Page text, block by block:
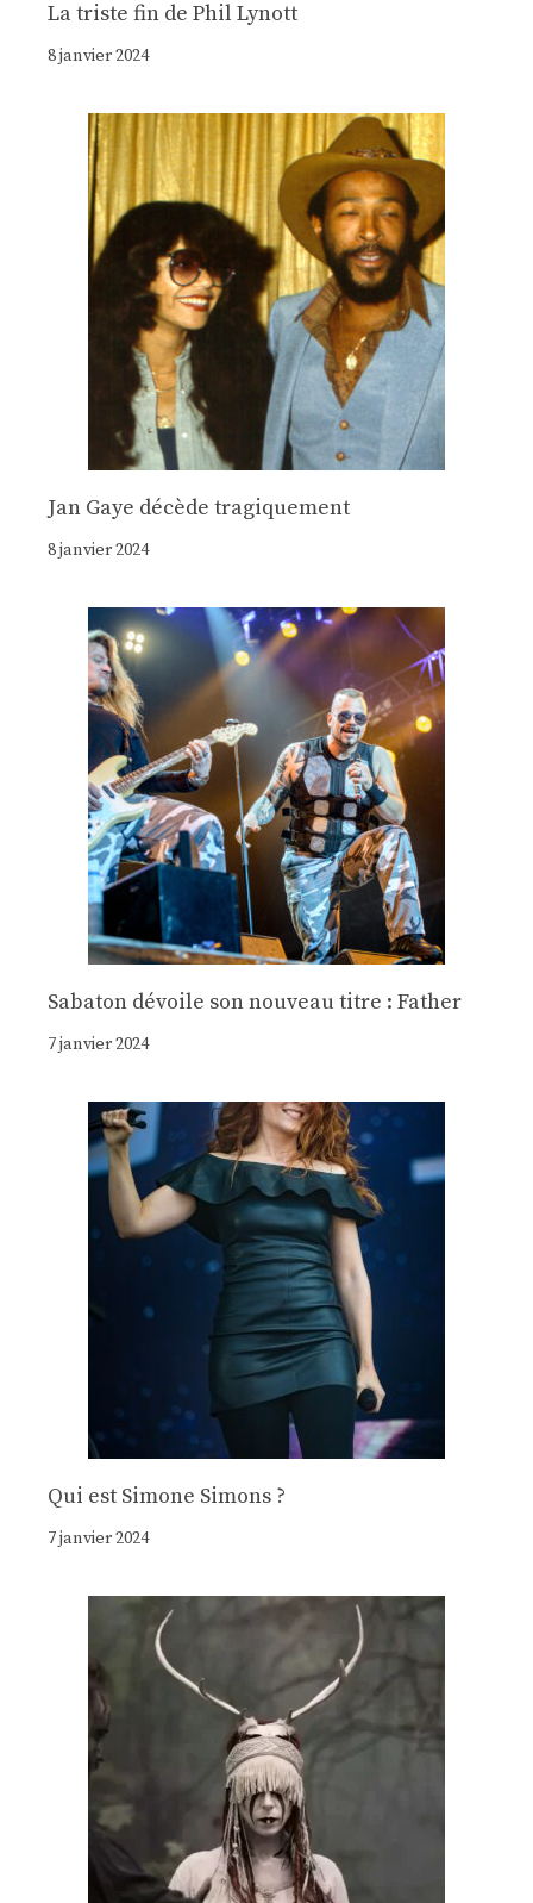
La triste fin de Phil Lynott
8 janvier 2024
Jan Gaye décède tragiquement
8 janvier 2024
Sabaton dévoile son nouveau titre : Father
7 janvier 2024
Qui est Simone Simons ?
7 janvier 2024